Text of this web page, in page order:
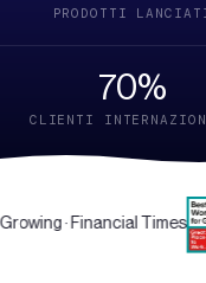
PRODOTTI
70%
CLIENTI
Times Best